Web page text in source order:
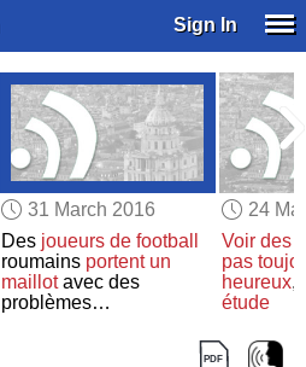
Sign In
31 March 2016
Des joueurs de football
roumains portent un
maillotavec des
problèmes
24
Voir des
pas
heureux,
étude